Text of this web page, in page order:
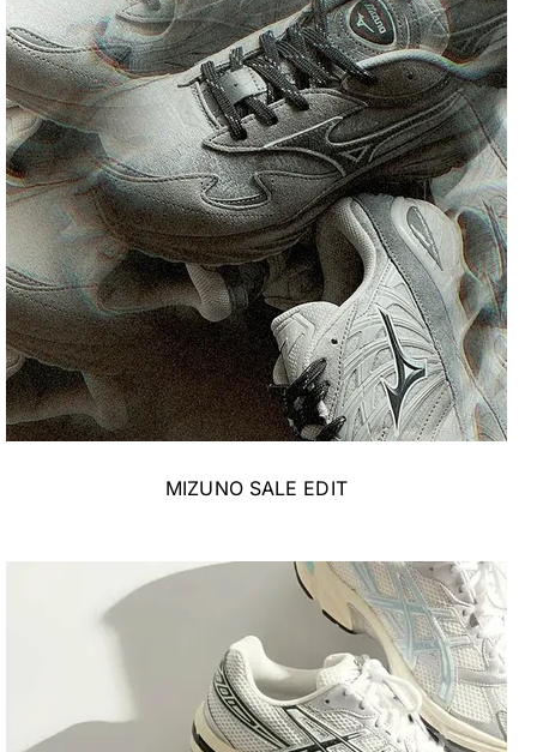
MIZUNO SALE EDIT